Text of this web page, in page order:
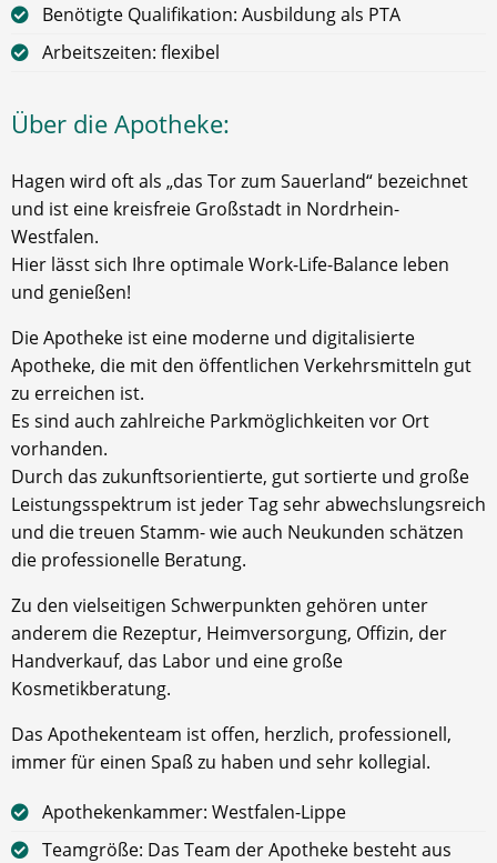
Benötigte Qualifikation: Ausbildung als PTA
Arbeitszeiten: flexibel
Über die Apotheke:
Hagen wird oft als „das Tor zum Sauerland“ bezeichnet
und ist eine kreisfreie Großstadt in Nordrhein-
Westfalen.
Hier lässt sich Ihre optimale Work-Life-Balance leben
und genießen!
Die Apotheke ist eine moderne und digitalisierte
Apotheke, die mit den öffentlichen Verkehrsmitteln gut
zu erreichen ist.
Es sind auch zahlreiche Parkmöglichkeiten vor Ort
vorhanden.
Durch das zukunftsorientierte, gut sortierte und große
Leistungsspektrum ist jeder Tag sehr abwechslungsreich
und die treuen Stamm- wie auch Neukunden schätzen
die professionelle Beratung.
Zu den vielseitigen Schwerpunkten gehören unter
anderem die Rezeptur, Heimversorgung, Offizin, der
Handverkauf, das Labor und eine große
Kosmetikberatung.
Das Apothekenteam ist offen, herzlich, professionell,
immer für einen Spaß zu haben und sehr kollegial.
Apothekenkammer: Westfalen-Lippe
Teamgröße: Das Team der Apotheke besteht aus